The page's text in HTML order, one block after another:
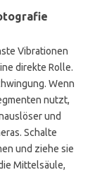
Vibrationen
direkte Rolle.
Wenn
nutzt,
und
Schalte
und ziehe sie
Mittelsäule,